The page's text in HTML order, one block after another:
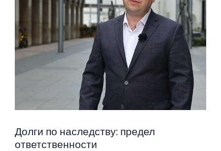
Долги по наследству: предел
ответственности